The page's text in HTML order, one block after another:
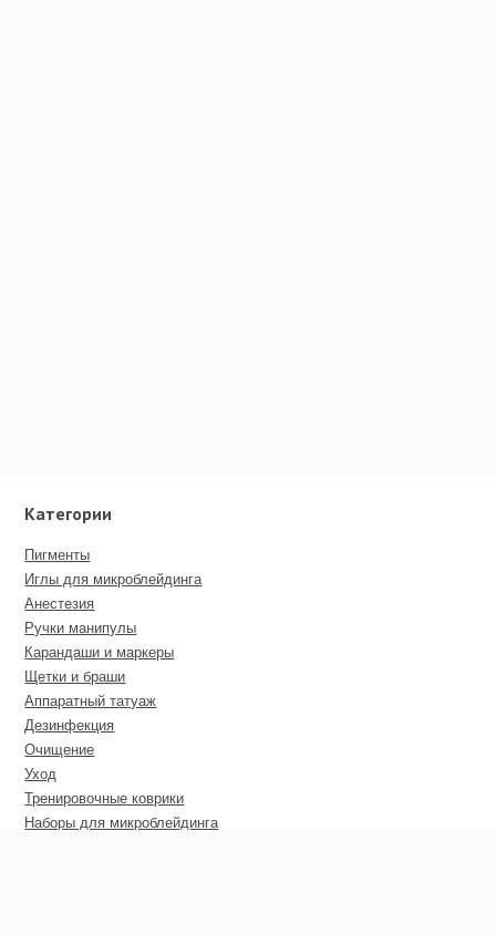
Категории
Пигменты
Иглы для микроблейдинга
Анестезия
Ручки манипулы
Карандаши и маркеры
Щетки и браши
Аппаратный татуаж
Дезинфекция
Очищение
Уход
Тренировочные коврики
Наборы для микроблейдинга